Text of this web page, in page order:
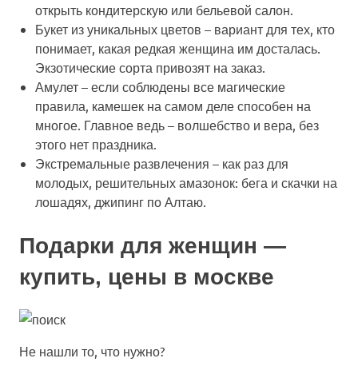
открыть кондитерскую или бельевой салон.
Букет из уникальных цветов – вариант для тех, кто
понимает, какая редкая женщина им досталась.
Экзотические сорта привозят на заказ.
Амулет – если соблюдены все магические
правила, камешек на самом деле способен на
многое. Главное ведь – волшебство и вера, без
этого нет праздника.
Экстремальные развлечения – как раз для
молодых, решительных амазонок: бега и скачки на
лошадях, джипинг по Алтаю.
Подарки для женщин —
купить, цены в москве
Не нашли то, что нужно?